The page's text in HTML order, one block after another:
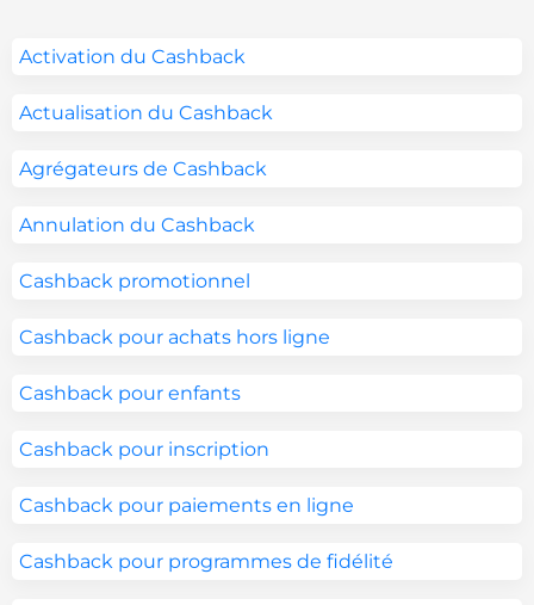
Activation du Cashback
Actualisation du Cashback
Agrégateurs de Cashback
Annulation du Cashback
Cashback promotionnel
Cashback pour achats hors ligne
Cashback pour enfants
Cashback pour inscription
Cashback pour paiements en ligne
Cashback pour programmes de fidélité